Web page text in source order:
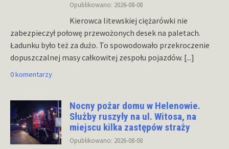
Opublikowano: 2026-08-08
Kierowca litewskiej ciężarówki nie
zabezpieczył połowę przewożonych desek na paletach.
Ładunku było też za dużo. To spowodowało przekroczenie
dopuszczalnej masy całkowitej zespołu pojazdów. [...]
0 komentarzy
Nocny pożar domu w Helenowie.
Służby ruszyły na ul. Witosa, na
miejscu kilka zastępów straży
Opublikowano: 2026-08-08